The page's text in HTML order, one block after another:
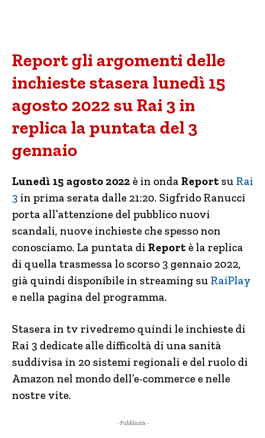
Report gli argomenti delle
inchieste stasera lunedì 15
agosto 2022 su Rai 3 in
replica la puntata del 3
gennaio
Lunedì 15 agosto 2022 è in onda Report su Rai
3 in prima serata dalle 21:20. Sigfrido Ranucci
porta all’attenzione del pubblico nuovi
scandali, nuove inchieste che spesso non
conosciamo. La puntata di Report è la replica
di quella trasmessa lo scorso 3 gennaio 2022,
già quindi disponibile in streaming su RaiPlay
e nella pagina del programma.
Stasera in tv rivedremo quindi le inchieste di
Rai 3 dedicate alle difficoltà di una sanità
suddivisa in 20 sistemi regionali e del ruolo di
Amazon nel mondo dell’e-commerce e nelle
nostre vite.
- Pubblicità -